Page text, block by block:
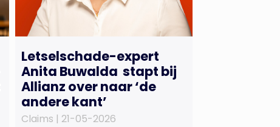
Letselschade-expert
Anita Buwalda stapt bij
Allianz over naar ‘de
andere kant’
Claims | 21-05-2026